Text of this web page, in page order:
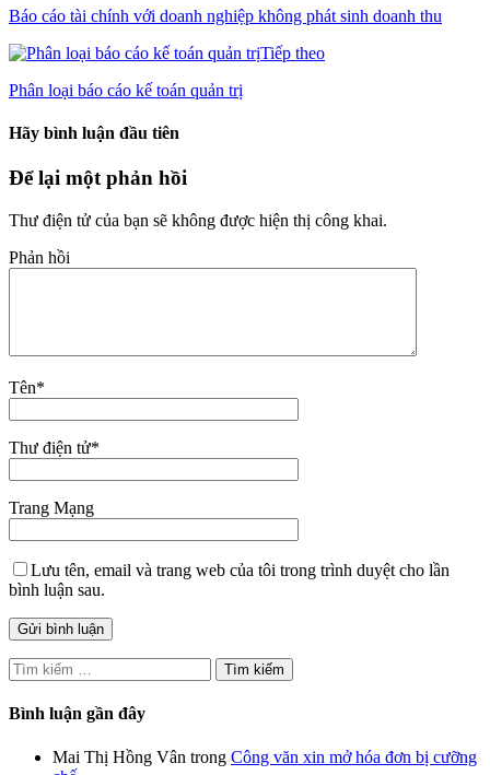
Báo cáo tài chính với doanh nghiệp không phát sinh doanh thu
Tiếp theo
Phân loại báo cáo kế toán quản trị
Hãy bình luận đầu tiên
Để lại một phản hồi
Thư điện tử của bạn sẽ không được hiện thị công khai.
Phản hồi
Tên*
Thư điện tử*
Trang Mạng
Lưu tên, email và trang web của tôi trong trình duyệt cho lần
bình luận sau.
Tìm
kiếm
cho:
Bình luận gần đây
Mai Thị Hồng Vân trong Công văn xin mở hóa đơn bị cưỡng